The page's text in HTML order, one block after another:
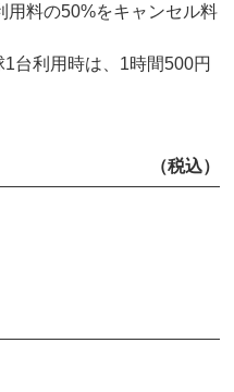
料の50%をキャンセル料
台利用時は、1時間500円